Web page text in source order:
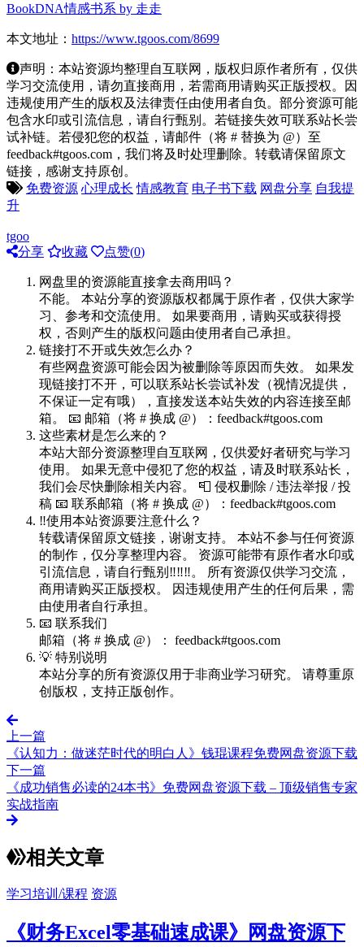
BookDNA情感书系 by 走走
本文地址： https://www.tgoos.com/8699
声明：本站资源均整理自互联网，版权归原作者所有，仅供
学习交流使用，请勿直接商用，若需商用请购买正版授权。因
违规使用产生的版权及法律责任由使用者自负。部分资源可能
包含水印或引流信息，请自行甄别。若链接失效可联系站长尝
试补链。若侵犯您的权益，请邮件（将 # 替换为 @）至
feedback#tgoos.com，我们将及时处理删除。转载请保留原文
链接，感谢支持原创。
免费资源 心理成长 情感教育 电子书下载 网盘分享 自我提
升
tgoo
分享
收藏 点赞(0)
网盘里的资源能直接拿去商用吗？
不能。 本站分享的资源版权都属于原作者，仅供大家学
习、参考和交流使用。 如果要商用，请购买或获得授
权，否则产生的版权问题由使用者自己承担。
链接打不开或失效怎么办？
有些网盘资源可能会因为被删除等原因而失效。 如果发
现链接打不开，可以联系站长尝试补发（视情况提供，
不保证一定有哦），直接发送本站失效的内容连接至邮
箱。 📧 邮箱（将 # 换成 @）：feedback#tgoos.com
这些素材是怎么来的？
本站大部分资源整理自互联网，仅供爱好者研究与学习
使用。 如果无意中侵犯了您的权益，请及时联系站长，
我们会尽快删除相关内容。 📮 侵权删除 / 违法举报 / 投
稿 📧 联系邮箱（将 # 换成 @）：feedback#tgoos.com
‼️使用本站资源要注意什么？
转载请保留原文链接，谢谢支持。 本站不参与任何资源
的制作，仅分享整理内容。 资源可能带有原作者水印或
引流信息，请自行甄别‼️‼️‼️。 所有资源仅供学习交流，
商用请购买正版授权。 因违规使用产生的任何后果，需
由使用者自行承担。
📧 联系我们
邮箱（将 # 换成 @）： feedback#tgoos.com
💡 特别说明
本站分享的所有资源仅用于非商业学习研究。 请尊重原
创版权，支持正版创作。
上一篇
《认知力：做迷茫时代的明白人》钱琨课程免费网盘资源下载
下一篇
《成功销售必读的24本书》免费网盘资源下载 – 顶级销售专家
实战指南
相关文章
学习培训/课程 资源
《财务Excel零基础速成课》网盘资源下